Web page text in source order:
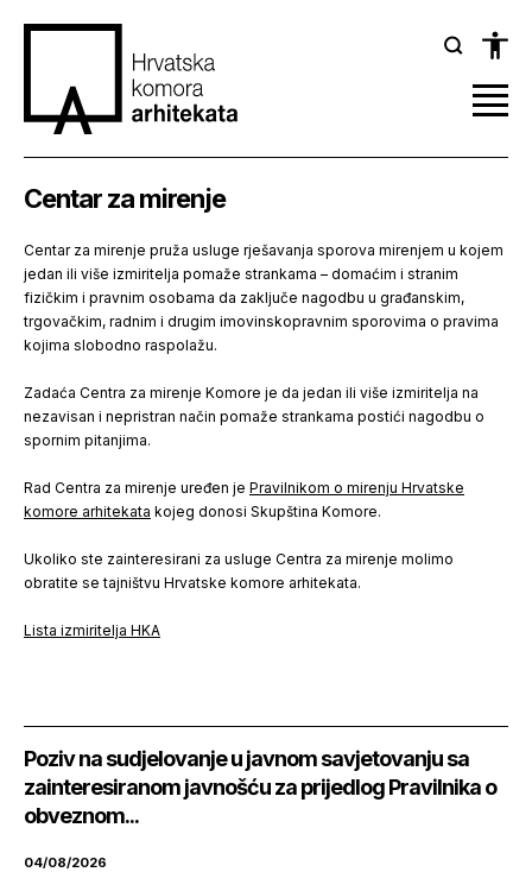
Centar za mirenje
Centar za mirenje pruža usluge rješavanja sporova mirenjem u kojem
jedan ili više izmiritelja pomaže strankama – domaćim i stranim
fizičkim i pravnim osobama da zaključe nagodbu u građanskim,
trgovačkim, radnim i drugim imovinskopravnim sporovima o pravima
kojima slobodno raspolažu.
Zadaća Centra za mirenje Komore je da jedan ili više izmiritelja na
nezavisan i nepristran način pomaže strankama postići nagodbu o
spornim pitanjima.
Rad Centra za mirenje uređen je Pravilnikom o mirenju Hrvatske
komore arhitekata kojeg donosi Skupština Komore.
Ukoliko ste zainteresirani za usluge Centra za mirenje molimo
obratite se tajništvu Hrvatske komore arhitekata.
Lista izmiritelja HKA
Poziv na sudjelovanje u javnom savjetovanju sa
zainteresiranom javnošću za prijedlog Pravilnika o
obveznom...
04/08/2026